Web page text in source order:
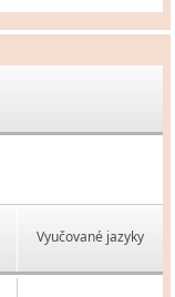
Vyučované jazyky